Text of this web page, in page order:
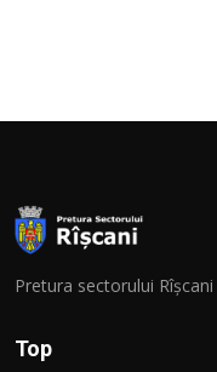
Pretura sectorului Rîșcani
Top